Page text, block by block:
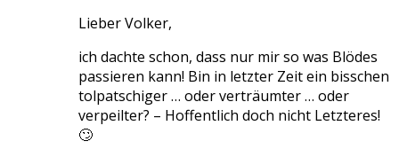
Lieber Volker,
ich dachte schon, dass nur mir so was Blödes
passieren kann! Bin in letzter Zeit ein bisschen
tolpatschiger … oder verträumter … oder
verpeilter? – Hoffentlich doch nicht Letzteres!
🙄